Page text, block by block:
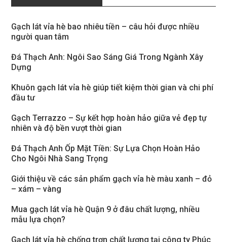
Gạch lát vỉa hè bao nhiêu tiền – câu hỏi được nhiều
người quan tâm
Đá Thạch Anh: Ngôi Sao Sáng Giá Trong Ngành Xây
Dựng
Khuôn gạch lát vỉa hè giúp tiết kiệm thời gian và chi phí
đầu tư
Gạch Terrazzo – Sự kết hợp hoàn hảo giữa vẻ đẹp tự
nhiên và độ bền vượt thời gian
Đá Thạch Anh Ốp Mặt Tiền: Sự Lựa Chọn Hoàn Hảo
Cho Ngôi Nhà Sang Trọng
Giới thiệu về các sản phẩm gạch vỉa hè màu xanh – đỏ
– xám – vàng
Mua gạch lát vỉa hè Quận 9 ở đâu chất lượng, nhiều
mẫu lựa chọn?
Gạch lát vỉa hè chống trơn chất lượng tại công ty Phúc